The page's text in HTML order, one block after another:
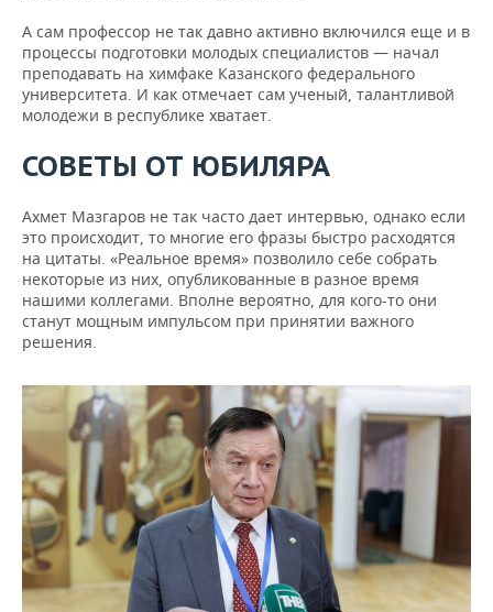
А сам профессор не так давно активно включился еще и в
процессы подготовки молодых специалистов — начал
преподавать на химфаке Казанского федерального
университета. И как отмечает сам ученый, талантливой
молодежи в республике хватает.
СОВЕТЫ ОТ ЮБИЛЯРА
Ахмет Мазгаров не так часто дает интервью, однако если
это происходит, то многие его фразы быстро расходятся
на цитаты. «Реальное время» позволило себе собрать
некоторые из них, опубликованные в разное время
нашими коллегами. Вполне вероятно, для кого-то они
станут мощным импульсом при принятии важного
решения.